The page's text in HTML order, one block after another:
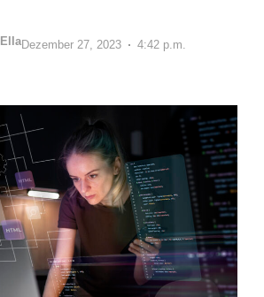
EllaDezember 27, 2023 4:42 p.m.